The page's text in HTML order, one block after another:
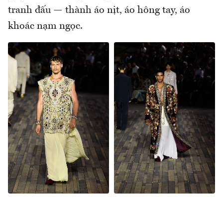
tranh đấu — thành áo nịt, áo hông tay, áo
khoác nạm ngọc.